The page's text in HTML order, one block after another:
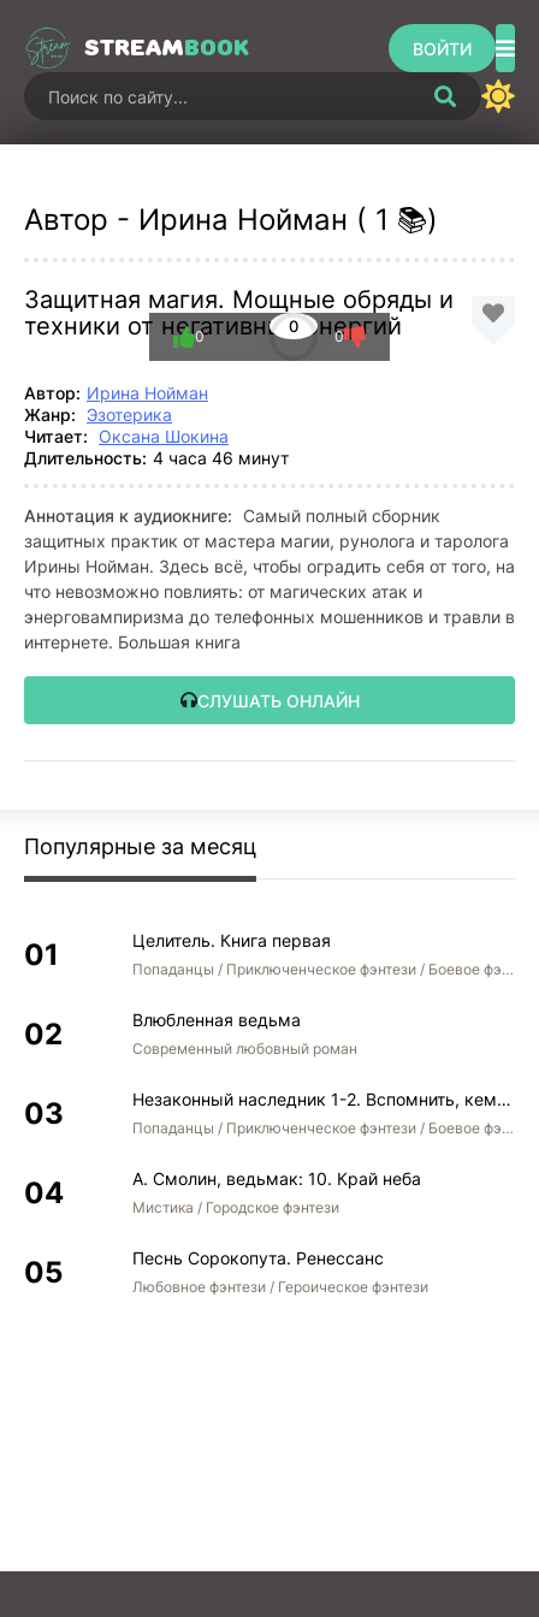
STREAMBOOK ВОЙТИ
Автор - Ирина Нойман ( 1 📚)
Защитная магия. Мощные обряды и
техники от негативных энергий
0
0 0
Автор: Ирина Нойман
Жанр:
Эзотерика
Читает: Оксана Шокина
Длительность: 4 часа 46 минут
Аннотация к аудиокниге: Самый полный сборник
защитных практик от мастера магии, рунолога и таролога
Ирины Нойман. Здесь всё, чтобы оградить себя от того, на
что невозможно повлиять: от магических атак и
энерговампиризма до телефонных мошенников и травли в
интернете. Большая книга
СЛУШАТЬ ОНЛАЙН
Популярные за месяц
Целитель. Книга первая
Попаданцы / Приключенческое фэнтези / Боевое фэнтези
Влюбленная ведьма
Современный любовный роман
Незаконный наследник 1-2. Вспомнить, кем был. Стать собой. Остаться собой
Попаданцы / Приключенческое фэнтези / Боевое фэнтези / Юмористическое фэнтези
А. Смолин, ведьмак: 10. Край неба
Мистика / Городское фэнтези
Песнь Сорокопута. Ренессанс
Любовное фэнтези / Героическое фэнтези